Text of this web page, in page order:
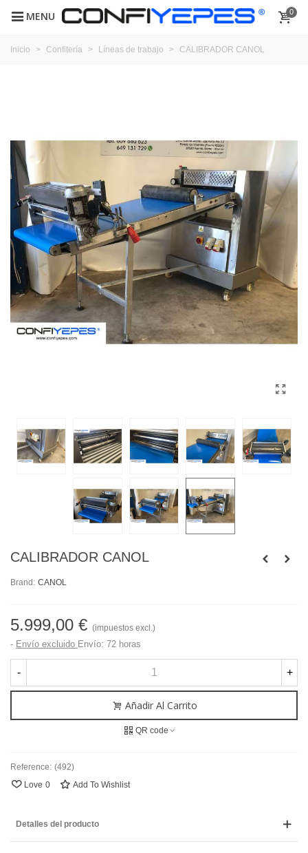
MENU 0
Inicio > Confitería > Líneas de trabajo > CALIBRADOR CANOL
CALIBRADOR CANOL
Brand: CANOL
5.999,00 € (impuestos excl.)
Envío excluido Envío: 72 horas
- +
Añadir Al Carrito
QR code
Reference: (492)
Love 0 Add To Wishlist
Detalles del producto